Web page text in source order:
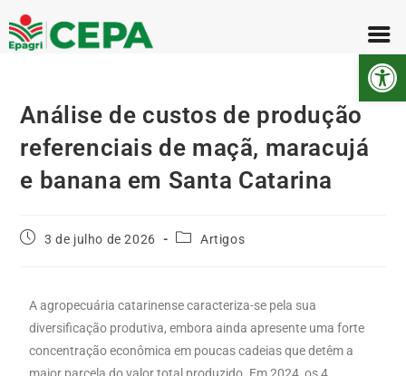
Análise de custos de produção
referenciais de maçã, maracujá
e banana em Santa Catarina
3 de julho de 2026 Artigos
A agropecuária catarinense caracteriza-se pela sua
diversificação produtiva, embora ainda apresente uma forte
concentração econômica em poucas cadeias que detêm a